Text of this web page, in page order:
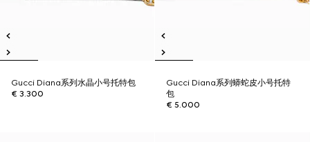
Gucci Diana系列水晶小号托特包
€ 3.300
Gucci Diana系列蟒蛇皮小号托特
包
€ 5.000